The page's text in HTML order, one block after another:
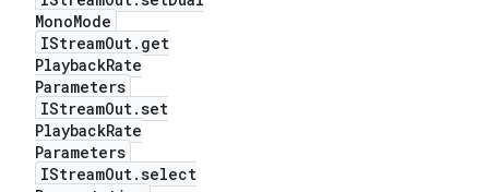
MonoMode
IStreamOut. get
PlaybackRate
Parameters
IStreamOut.set
PlaybackRate
Parameters
IStreamOut.select